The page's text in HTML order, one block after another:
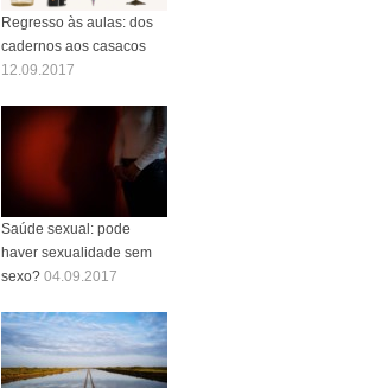
Regresso às aulas: dos
cadernos aos casacos
12.09.2017
Saúde sexual: pode
haver sexualidade sem
sexo? 04.09.2017